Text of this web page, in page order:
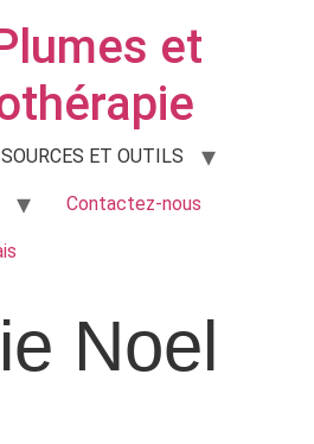
et
ET OUTILS
Contactez-nous
Noel